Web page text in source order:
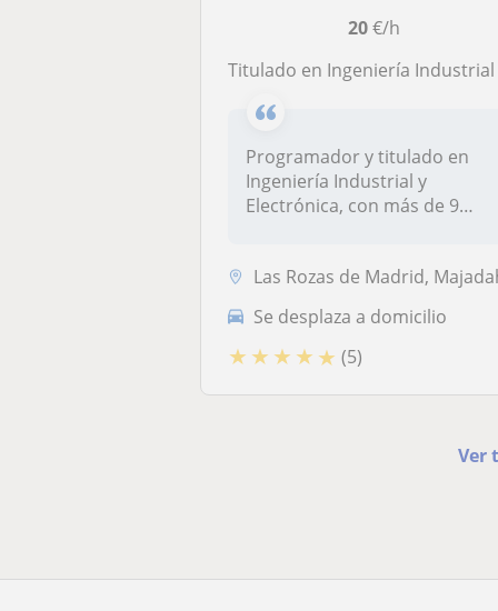
20€/h
Titulado en Ingeniería Industrial y Electrónica, y programador con más de 9 años de experiencia,se ofrece para dar clases particulares
Programador y titulado en
Ingeniería Industrial y
Electrónica, con más de 9
Las Rozas de Madrid, Majadahonda, Torrelodones, Villanueva del
Se desplaza a domicilio
★ ★ ★ ★ ★ (5)
Ver